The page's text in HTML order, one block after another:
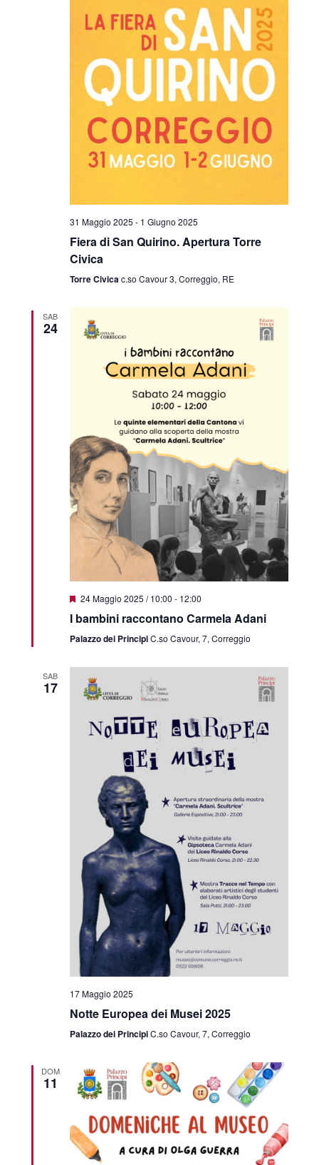
31 Maggio 2025 - 1 Giugno 2025
Fiera di San Quirino. Apertura Torre
Civica
Torre Civicac.so Cavour 3, Correggio, RE
SAB
24
Segnalati
24 Maggio 2025 / 10:00 - 12:00
I bambini raccontano Carmela Adani
Palazzo dei PrincipiC.so Cavour, 7, Correggio
SAB
17
17 Maggio 2025
Notte Europea dei Musei 2025
Palazzo dei PrincipiC.so Cavour, 7, Correggio
DOM
11